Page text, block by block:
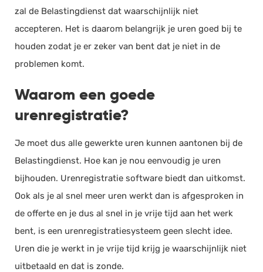
zal de Belastingdienst dat waarschijnlijk niet
accepteren. Het is daarom belangrijk je uren goed bij te
houden zodat je er zeker van bent dat je niet in de
problemen komt.
Waarom een goede
urenregistratie?
Je moet dus alle gewerkte uren kunnen aantonen bij de
Belastingdienst. Hoe kan je nou eenvoudig je uren
bijhouden. Urenregistratie software biedt dan uitkomst.
Ook als je al snel meer uren werkt dan is afgesproken in
de offerte en je dus al snel in je vrije tijd aan het werk
bent, is een urenregistratiesysteem geen slecht idee.
Uren die je werkt in je vrije tijd krijg je waarschijnlijk niet
uitbetaald en dat is zonde.